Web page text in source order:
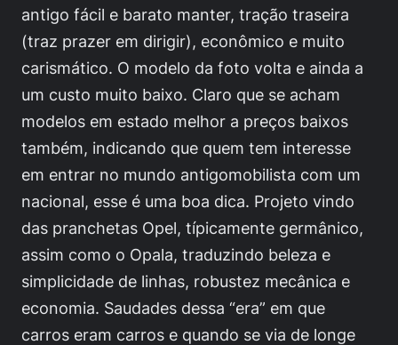
antigo fácil e barato manter, tração traseira
(traz prazer em dirigir), econômico e muito
carismático. O modelo da foto volta e ainda a
um custo muito baixo. Claro que se acham
modelos em estado melhor a preços baixos
também, indicando que quem tem interesse
em entrar no mundo antigomobilista com um
nacional, esse é uma boa dica. Projeto vindo
das pranchetas Opel, típicamente germânico,
assim como o Opala, traduzindo beleza e
simplicidade de linhas, robustez mecânica e
economia. Saudades dessa “era” em que
carros eram carros e quando se via de longe